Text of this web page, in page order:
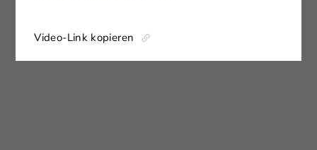
Video-Link kopieren